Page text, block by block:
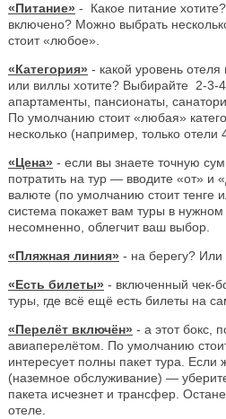
«Питание» - Какое питание
включено? Можно выбрать
стоит «любое».
«Категория» - какой уровень
или виллы хотите? Выбирайте 2-3-
апартаменты, пансионаты,
По умолчанию стоит «любая»
несколько (например, только отели
«Цена» - если вы знаете точную
потратить на тур — вводите «от» и
валюте (по умолчанию стоит тенге
система покажет вам туры в
несомненно, облегчит ваш выбор.
«Пляжная линия» - на берегу? Или
«Есть билеты» - включенный чек-
туры, где всё ещё есть билеты на
«Перелёт включён» - а этот бокс,
авиаперелётом. По умолчанию
интересует полны пакет тура. Если
(наземное обслуживание) —
пакета исчезнет и трансфер.
отеле.